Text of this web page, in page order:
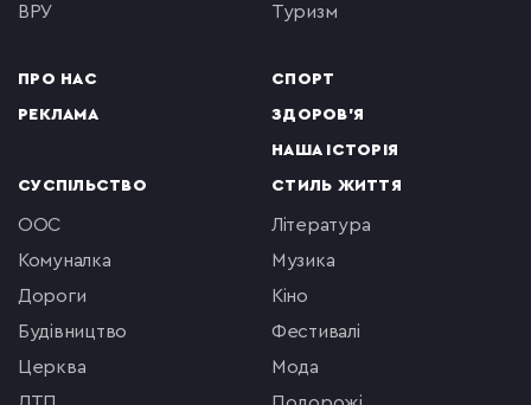
ВРУ
ПРО НАС
РЕКЛАМА
туризм
СПОРТ
ЗДОРОВ'Я
НАША ІСТОРІЯ
СУСПІЛЬСТВО
ООС
комуналка
Дороги
будівництво
церква
СТИЛЬ ЖИТТЯ
література
музика
кіно
фестивалі
мода